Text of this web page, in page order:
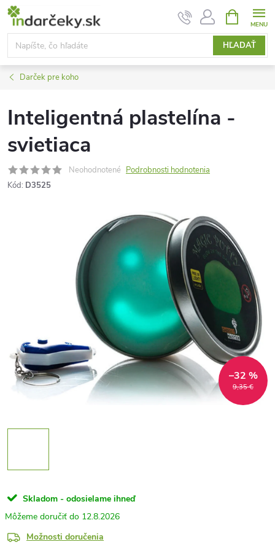
Prejsť
obsah
HĽADAŤ
KOŠÍK
Darček pre koho
Inteligentná plastelína -
svietiaca
Neohodnotené Podrobnosti hodnotenia
Kód: D3525
9,35 €
–32 %
Skladom - odosielame ihneď
12.8.2026
Možnosti doručenia